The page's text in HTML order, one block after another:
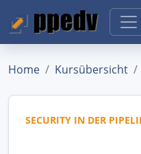
Home Kursübersicht
SECURITY IN DER